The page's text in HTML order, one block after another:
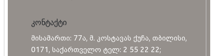
კონტაქტი
მისამართი: 77ა, მ. კოსტავას ქუჩა, თბილისი,
0171, საქართველო ტელ: 2 55 22 22;